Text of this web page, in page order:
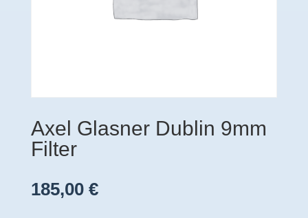
Axel Glasner Dublin 9mm
Filter
185,00 €